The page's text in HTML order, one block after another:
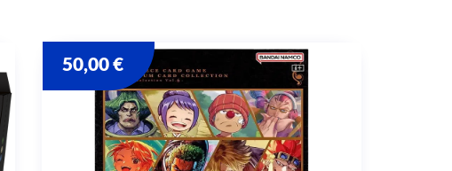
50,00€